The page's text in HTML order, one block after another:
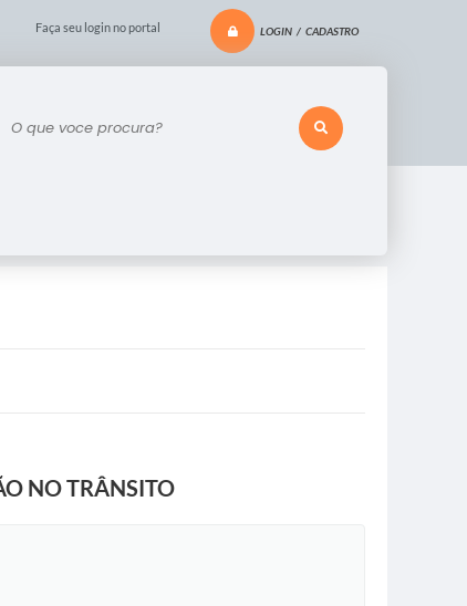
Faça seu login no portal LOGIN / CADASTRO
procura?
NO TRÂNSITO